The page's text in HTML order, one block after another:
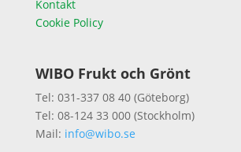
Kontakt
Cookie Policy
WIBO Frukt och Grönt
Tel: 031-337 08 40 (Göteborg)
Tel: 08-124 33 000 (Stockholm)
Mail: info@wibo.se